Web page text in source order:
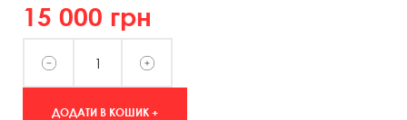
15 000 грн
ДОДАТИ В КОШИК +